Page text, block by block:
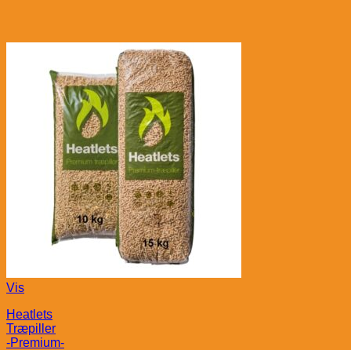
Vis
Heatlets
Træpiller
-Premium-